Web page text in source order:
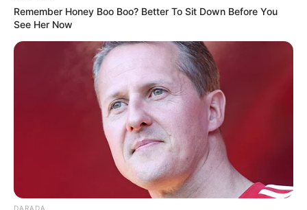
Remember Honey Boo Boo? Better To Sit Down Before You
See Her Now
DARADA